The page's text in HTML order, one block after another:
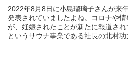
2022年8月8日に小島瑠璃子さんが来
発表されていましたよね。コロナや
が、妊娠されたことが新たに報道さ
というサウナ事業である社長の北村功